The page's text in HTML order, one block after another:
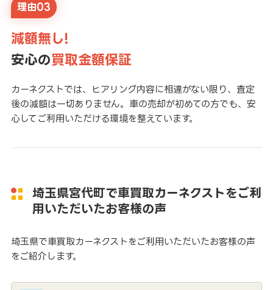
理由03
減額無し!
安心の買取金額保証
カーネクストでは、ヒアリング内容に相違がない限り、査定
後の減額は一切ありません。車の売却が初めての方でも、安
心してご利用いただける環境を整えています。
埼玉県宮代町で車買取カーネクストをご利
用いただいたお客様の声
埼玉県で車買取カーネクストをご利用いただいたお客様の声
をご紹介します。